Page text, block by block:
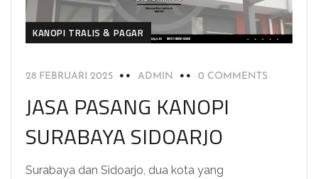
KANOPI TRALIS & PAGAR
28 FEBRUARI 2025 ADMIN 0 COMMENTS
JASA PASANG KANOPI
SURABAYA SIDOARJO
Surabaya dan Sidoarjo, dua kota yang